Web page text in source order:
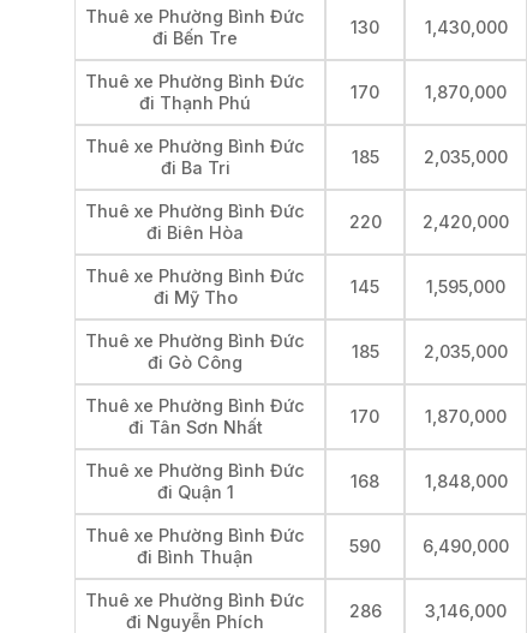
Thuê xe Phường Bình Đức
đi Bến Tre
130 1,430,000
Thuê xe Phường Bình Đức
đi Thạnh Phú
170 1,870,000
Thuê xe Phường Bình Đức
đi Ba Tri
185 2,035,000
Thuê xe Phường Bình Đức
đi Biên Hòa
220 2,420,000
Thuê xe Phường Bình Đức
đi Mỹ Tho
145 1,595,000
Thuê xe Phường Bình Đức
đi Gò Công
185 2,035,000
Thuê xe Phường Bình Đức
đi Tân Sơn Nhất
170 1,870,000
Thuê xe Phường Bình Đức
đi Quận 1
168 1,848,000
Thuê xe Phường Bình Đức
đi Bình Thuận
590 6,490,000
Thuê xe Phường Bình Đức
đi Nguyễn Phích
286 3,146,000